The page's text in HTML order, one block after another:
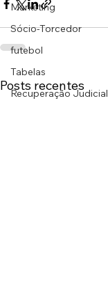
Marketing
Sócio-Torcedor
futebol
Tabelas
Recuperação Judicial
Posts recentes